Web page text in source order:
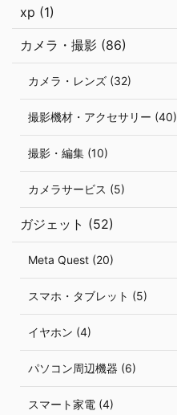
xp (1)
カメラ・撮影 (86)
カメラ・レンズ (32)
撮影機材・アクセサリー (40)
撮影・編集 (10)
カメラサービス (5)
ガジェット (52)
Meta Quest (20)
スマホ・タブレット (5)
イヤホン (4)
パソコン周辺機器 (6)
スマート家電 (4)